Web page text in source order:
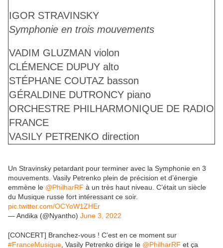
IGOR STRAVINSKY
Symphonie en trois mouvements
VADIM GLUZMAN violon
CLÉMENCE DUPUY alto
STÉPHANE COUTAZ basson
GÉRALDINE DUTRONCY piano
ORCHESTRE PHILHARMONIQUE DE RADIO
FRANCE
VASILY PETRENKO direction
Un Stravinsky petardant pour terminer avec la Symphonie en 3
mouvements. Vasily Petrenko plein de précision et d’énergie
emmène le @PhilharRF à un très haut niveau. C’était un siècle
du Musique russe fort intéressant ce soir.
pic.twitter.com/OCYoW1ZHEr
— Andika (@Nyantho) June 3, 2022
[CONCERT] Branchez-vous ! C’est en ce moment sur
#FranceMusique , Vasily Petrenko dirige le @PhilharRF et ça